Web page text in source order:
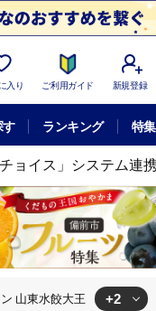
入り ご利用ガイド 新規登録
す ランキング 特集
チョイス」システム連
山東水餃大王 +2